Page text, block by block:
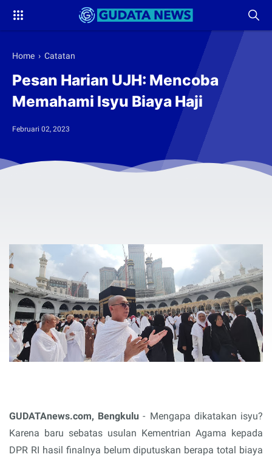
Home › Catatan
Pesan Harian UJH: Mencoba
Memahami Isyu Biaya Haji
Februari 02, 2023
GUDATAnews.com, Bengkulu - Mengapa dikatakan isyu?
Karena baru sebatas usulan Kementrian Agama kepada
DPR RI hasil finalnya belum diputuskan berapa total biaya